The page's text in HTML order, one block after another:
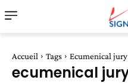
Accueil Tags Ecumenical jury
ecumenical